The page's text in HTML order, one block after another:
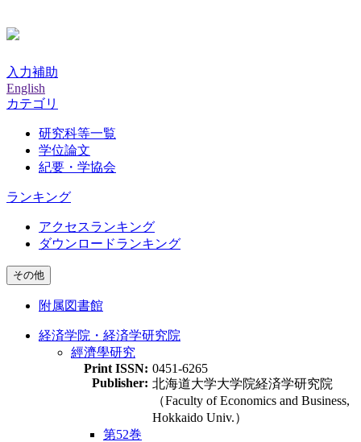
入力補助
English
カテゴリ
研究科等一覧
学位論文
紀要・学協会
ランキング
アクセスランキング
ダウンロードランキング
その他
附属図書館
経済学院・経済学研究院
經濟學研究
Print ISSN: 0451-6265
Publisher: 北海道大学大学院経済学研究院
（Faculty of Economics and Business,
Hokkaido Univ.）
第52巻